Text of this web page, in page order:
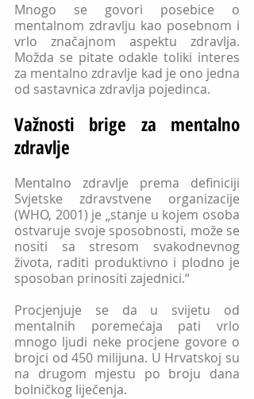
Mnogo se govori posebice o
mentalnom zdravlju kao posebnom i
vrlo značajnom aspektu zdravlja.
Možda se pitate odakle toliki interes
za mentalno zdravlje kad je ono jedna
od sastavnica zdravlja pojedinca.
Važnosti brige za mentalno
zdravlje
Mentalno zdravlje prema definiciji
Svjetske zdravstvene organizacije
(WHO, 2001) je „stanje u kojem osoba
ostvaruje svoje sposobnosti, može se
nositi sa stresom svakodnevnog
života, raditi produktivno i plodno je
sposoban prinositi zajednici.“
Procjenjuje se da u svijetu od
mentalnih poremećaja pati vrlo
mnogo ljudi neke procjene govore o
brojci od 450 milijuna. U Hrvatskoj su
na drugom mjestu po broju dana
bolničkog liječenja.